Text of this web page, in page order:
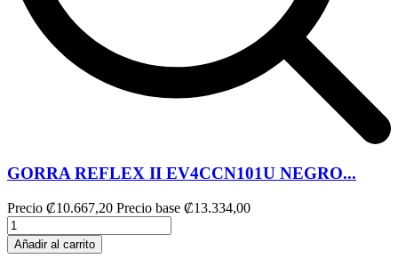
GORRA REFLEX II EV4CCN101U NEGRO...
Precio ₡10.667,20 Precio base ₡13.334,00
Añadir al carrito